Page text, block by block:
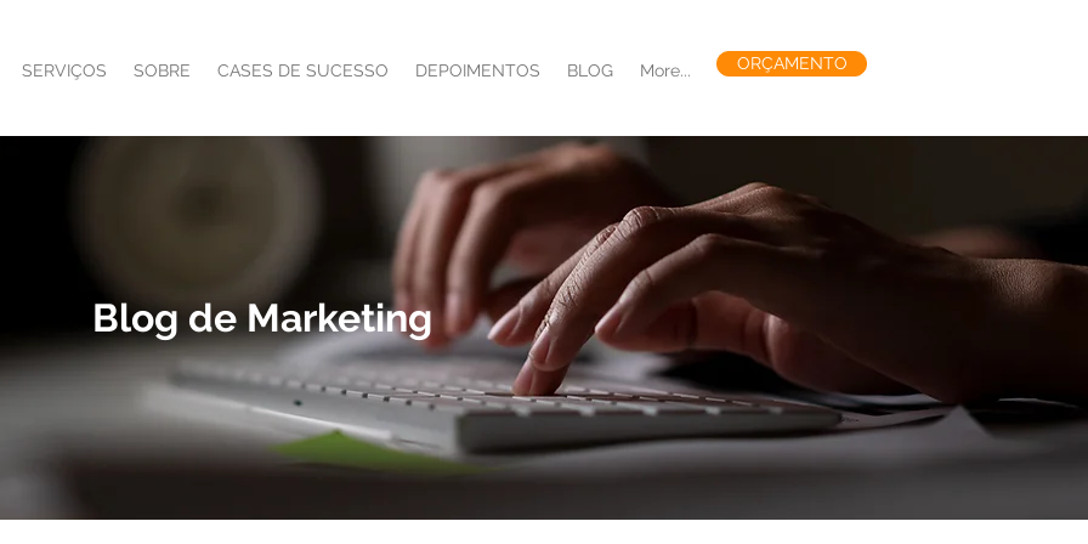
SERVIÇOS SOBRE CASES DE SUCESSO DEPOIMENTOS BLOG More... ORÇAMENTO
Blog de Marketing